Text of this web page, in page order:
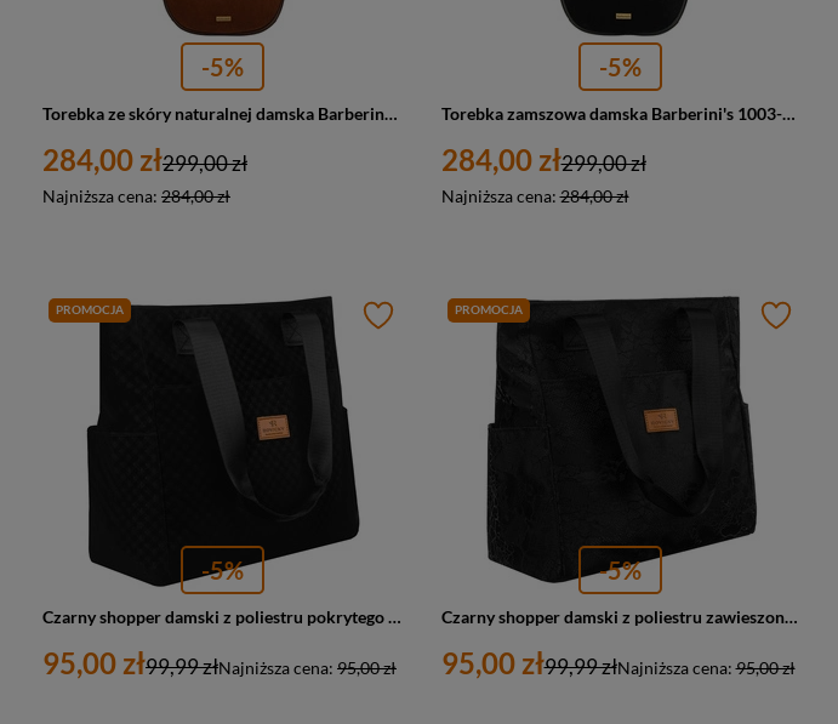
-5%
Torebka ze skóry naturalnej damska Barberini's 1003-6 worek A4 brązowa
284,00 zł
Najniższa cena: 284,00 zł
299,00 zł
-5%
Torebka zamszowa damska Barberini's 1003-1 worek A4 czarna
284,00 zł
Najniższa cena:284,00 zł
299,00 zł
PROMOCJA
-5%
Czarny shopper damski z poliestru pokrytego geometrycznym wzorem - Rovicky
95,00 zł Najniższa cena: 95,00 zł
99,99 zł
PROMOCJA
-5%
Czarny shopper damski z poliestru zawieszony na wygodnych uchwytach z zewnętrzną kieszonką na suwak - Rovicky
95,00 zł Najniższa cena:95,00 zł
99,99 zł